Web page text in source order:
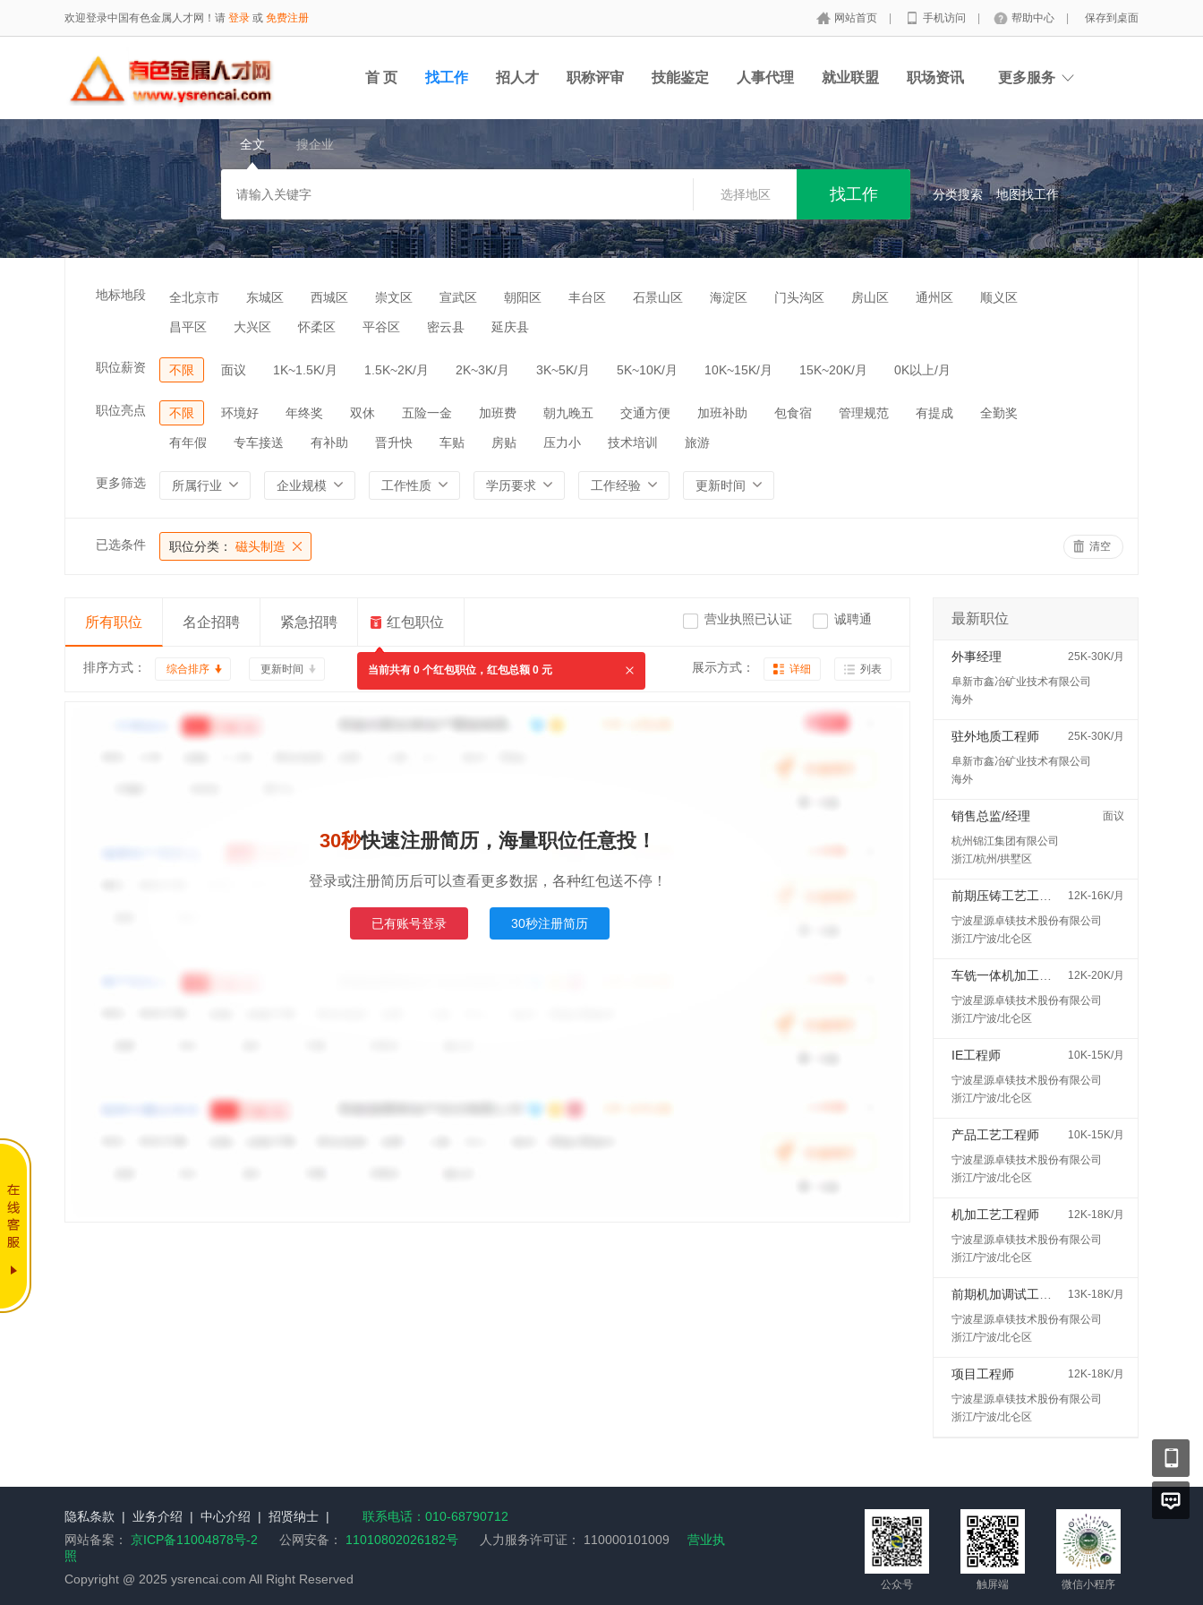
欢迎登录中国有色金属人才网！请 登录 或 免费注册 网站首页 手机访问 帮助中心 保存到桌面
首 页 找工作 招人才 职称评审 技能鉴定 人事代理 就业联盟 职场资讯 更多服务
全文 搜企业
选择地区 分类搜索 地图找工作
地标地段 全北京市 东城区 西城区 崇文区 宣武区 朝阳区 丰台区 石景山区 海淀区 门头沟区 房山区 通州区 顺义区
昌平区 大兴区 怀柔区 平谷区 密云县 延庆县
职位薪资 不限 面议 1K~1.5K/月 1.5K~2K/月 2K~3K/月 3K~5K/月 5K~10K/月 10K~15K/月 15K~20K/月 0K以上/月
职位亮点 不限 环境好 年终奖 双休 五险一金 加班费 朝九晚五 交通方便 加班补助 包食宿 管理规范 有提成 全勤奖
有年假 专车接送 有补助 晋升快 车贴 房贴 压力小 技术培训 旅游
更多筛选 所属行业 企业规模 工作性质 学历要求 工作经验 更新时间
已选条件 职位分类： 磁头制造 清空
所有职位 名企招聘 紧急招聘 红包职位
当前共有 0 个红包职位，红包总额 0 元
营业执照已认证 诚聘通
排序方式： 综合排序 更新时间 展示方式： 详细 列表
30秒快速注册简历，海量职位任意投！
登录或注册简历后可以查看更多数据，各种红包送不停！
已有账号登录 30秒注册简历
最新职位
外事经理
25K-30K/月
阜新市鑫冶矿业技术有限公司
海外
驻外地质工程师
25K-30K/月
阜新市鑫冶矿业技术有限公司
海外
销售总监/经理
面议
杭州锦江集团有限公司
浙江/杭州/拱墅区
12K-16K/月
宁波星源卓镁技术股份有限公司
浙江/宁波/北仑区
12K-20K/月
宁波星源卓镁技术股份有限公司
浙江/宁波/北仑区
IE工程师
10K-15K/月
宁波星源卓镁技术股份有限公司
浙江/宁波/北仑区
产品工艺工程师
10K-15K/月
宁波星源卓镁技术股份有限公司
浙江/宁波/北仑区
机加工艺工程师
12K-18K/月
宁波星源卓镁技术股份有限公司
浙江/宁波/北仑区
13K-18K/月
宁波星源卓镁技术股份有限公司
浙江/宁波/北仑区
项目工程师
12K-18K/月
宁波星源卓镁技术股份有限公司
浙江/宁波/北仑区
隐私条款 | 业务介绍 | 中心介绍 | 招贤纳士 |
联系电话：010-68790712
网站备案： 京ICP备11004878号-2 公网安备： 11010802026182号 人力服务许可证： 110000101009
营业执
照
Copyright @ 2025 ysrencai.com All Right Reserved
公众号 触屏端 微信小程序